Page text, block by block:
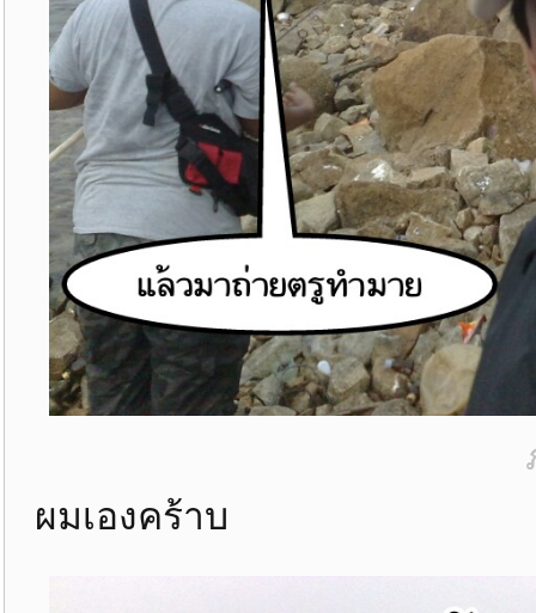
ผมเองคร้าบ